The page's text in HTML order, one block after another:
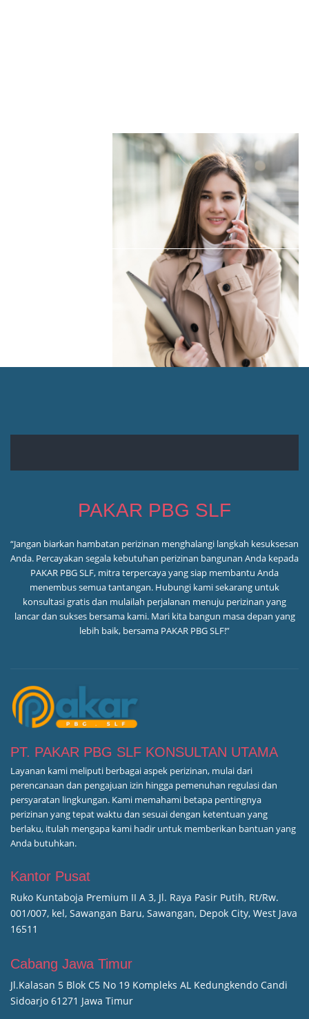
PAKAR PBG SLF
“Jangan biarkan hambatan perizinan menghalangi langkah kesuksesan
Anda. Percayakan segala kebutuhan perizinan bangunan Anda kepada
PAKAR PBG SLF, mitra terpercaya yang siap membantu Anda
menembus semua tantangan. Hubungi kami sekarang untuk
konsultasi gratis dan mulailah perjalanan menuju perizinan yang
lancar dan sukses bersama kami. Mari kita bangun masa depan yang
lebih baik, bersama PAKAR PBG SLF!”
PT. PAKAR PBG SLF KONSULTAN UTAMA
Layanan kami meliputi berbagai aspek perizinan, mulai dari
perencanaan dan pengajuan izin hingga pemenuhan regulasi dan
persyaratan lingkungan. Kami memahami betapa pentingnya
perizinan yang tepat waktu dan sesuai dengan ketentuan yang
berlaku, itulah mengapa kami hadir untuk memberikan bantuan yang
Anda butuhkan.
Kantor Pusat
Ruko Kuntaboja Premium II A 3, Jl. Raya Pasir Putih, Rt/Rw.
001/007, kel, Sawangan Baru, Sawangan, Depok City, West Java
16511
Cabang Jawa Timur
Jl.Kalasan 5 Blok C5 No 19 Kompleks AL Kedungkendo Candi
Sidoarjo 61271 Jawa Timur